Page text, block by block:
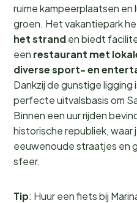
ruime kampeerplaatsen en
groen. Het vakantiepark
het stranden biedt
een restaurant met
diverse sport- en
Dankzij de gunstige ligging
perfecte uitvalsbasis om
Binnen een uur rijden
historische republiek, waar
eeuwenoude straatjes en
sfeer.
Tip: Huur een fiets bij